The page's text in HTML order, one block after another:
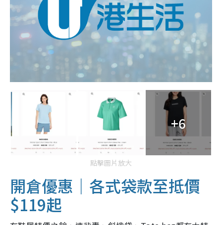
+6
點擊圖片放大
開倉優惠｜各式袋款至抵價
$119起